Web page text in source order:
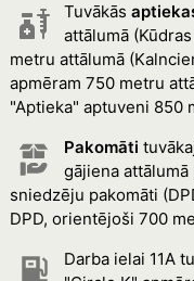
Tuvākās
attālumā
metru attālumā
apmēram 750 metru
"Aptieka" aptuveni 850
Pakomāti
gājiena
sniedzēju pakomāti
DPD, orientējoši 700
Darba ielai 11A